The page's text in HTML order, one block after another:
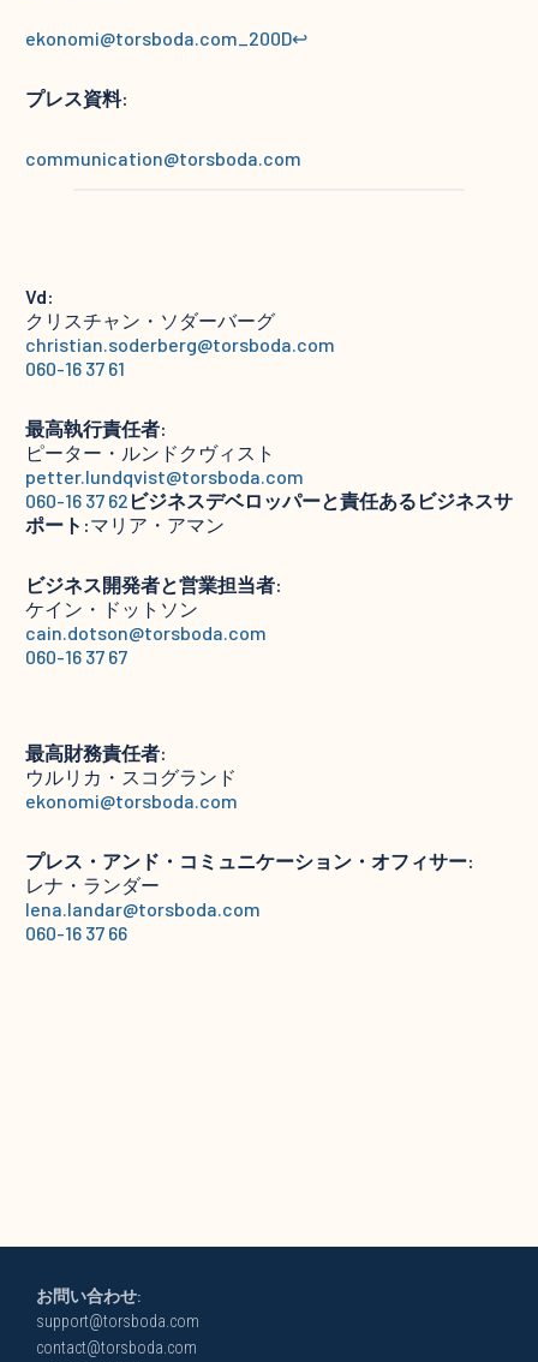
ekonomi@torsboda.com_200D↩
プレス資料:
communication@torsboda.com
Vd:
クリスチャン・ソダーバーグ
christian.soderberg@torsboda.com
060-16 37 61
最高執行責任者:
ピーター・ルンドクヴィスト
petter.lundqvist@torsboda.com
060-16 37 62 ビジネスデベロッパーと責任あるビジネスサ
ポート:マリア・アマン
ビジネス開発者と営業担当者:
ケイン・ドットソン
cain.dotson@torsboda.com
060-16 37 67
最高財務責任者:
ウルリカ・スコグランド
ekonomi@torsboda.com
プレス・アンド・コミュニケーション・オフィサー:
レナ・ランダー
lena.landar@torsboda.com
060-16 37 66
お問い合わせ:
support@torsboda.com
contact@torsboda.com